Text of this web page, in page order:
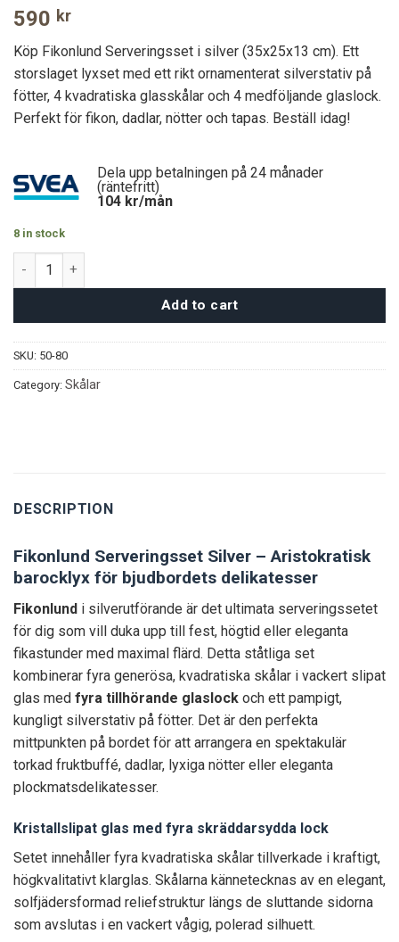
590 kr
Köp Fikonlund Serveringsset i silver (35x25x13 cm). Ett
storslaget lyxset med ett rikt ornamenterat silverstativ på
fötter, 4 kvadratiska glasskålar och 4 medföljande glaslock.
Perfekt för fikon, dadlar, nötter och tapas. Beställ idag!
Dela upp betalningen på 24 månader
(räntefritt)
104 kr/mån
8 in stock
Fikonlund Serveringsset - Silver quantity
Add to cart
SKU: 50-80
Category: Skålar
DESCRIPTION
Fikonlund Serveringsset Silver – Aristokratisk
barocklyx för bjudbordets delikatesser
Fikonlund i silverutförande är det ultimata serveringssetet
för dig som vill duka upp till fest, högtid eller eleganta
fikastunder med maximal flärd. Detta ståtliga set
kombinerar fyra generösa, kvadratiska skålar i vackert slipat
glas med fyra tillhörande glaslock och ett pampigt,
kungligt silverstativ på fötter. Det är den perfekta
mittpunkten på bordet för att arrangera en spektakulär
torkad fruktbuffé, dadlar, lyxiga nötter eller eleganta
plockmatsdelikatesser.
Kristallslipat glas med fyra skräddarsydda lock
Setet innehåller fyra kvadratiska skålar tillverkade i kraftigt,
högkvalitativt klarglas. Skålarna kännetecknas av en elegant,
solfjädersformad reliefstruktur längs de sluttande sidorna
som avslutas i en vackert vågig, polerad silhuett.